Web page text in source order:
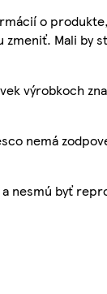
o
zmeniť. Mali
výrobkoch
nemá
byť